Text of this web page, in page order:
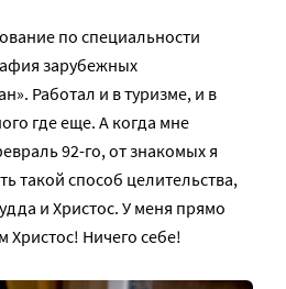
по специальности
зарубежных
Работал и в туризме, и в
где еще. А когда мне
92-го, от знакомых я
такой способ целительства,
и Христос. У меня прямо
Христос! Ничего себе!